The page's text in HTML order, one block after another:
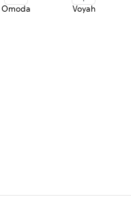
Omoda Voyah